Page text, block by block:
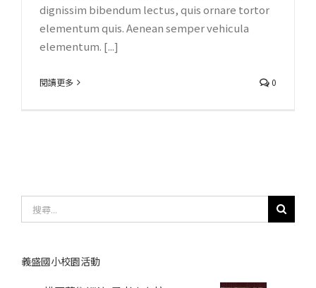
dignissim bibendum lectus, quis ornare tortor
elementum quis. Aenean semper vehicula
elementum. [...]
閱讀更多 0
尋
果：
義盛國小校園活動